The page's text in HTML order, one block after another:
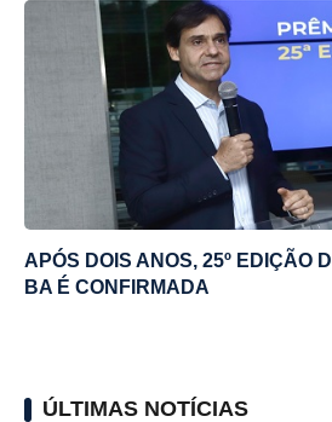
APÓS DOIS ANOS, 25º EDIÇÃO
BA É CONFIRMADA
ÚLTIMAS NOTÍCIAS